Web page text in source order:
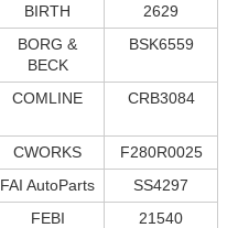
BIRTH
2629
BORG &
BECK
BSK6559
COMLINE CRB3084
CWORKS
F280R0025
FAI AutoParts
SS4297
FEBI
21540